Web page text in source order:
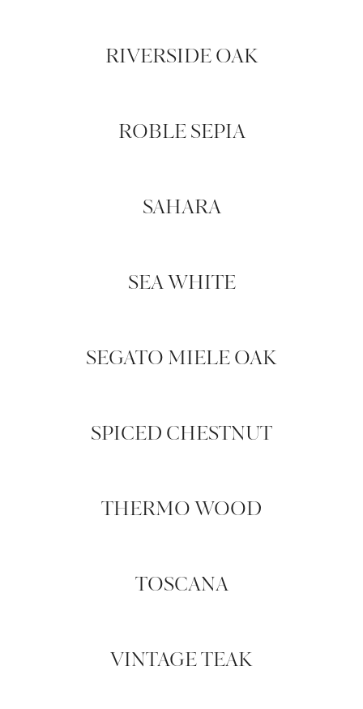
RIVERSIDE OAK
ROBLE SEPIA
SAHARA
SEA WHITE
SEGATO MIELE OAK
SPICED CHESTNUT
THERMO WOOD
TOSCANA
VINTAGE TEAK